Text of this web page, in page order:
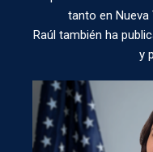
tanto en Nueva
Raúl también ha
y